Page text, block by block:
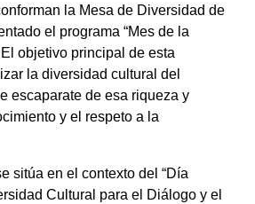
la Mesa de Diversidad de
el programa “Mes de la
objetivo principal de esta
la diversidad cultural del
escaparate de esa riqueza y
y el respeto a la
sitúa en el contexto del “Día
Cultural para el Diálogo y el